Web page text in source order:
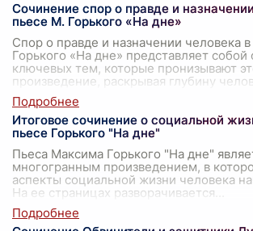
Сочинение спор о правде и
пьесе М. Горького «На дне»
Спор о правде и назначении человека
Горького «На дне» представляет собой
ключевых тем, которые пронизывают
произведение, раскрывая глубину
Итоговое сочинение о социальной
пьесе Горького "На дне"
Пьеса Максима Горького "На дне"
многогранным произведением, в
аспекты социальной жизни человека
На ее страницах разворачивается